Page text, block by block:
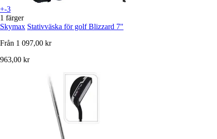
+-3
1 färger
Skymax Stativväska för golf Blizzard 7"
Från 1 097,00 kr
963,00 kr